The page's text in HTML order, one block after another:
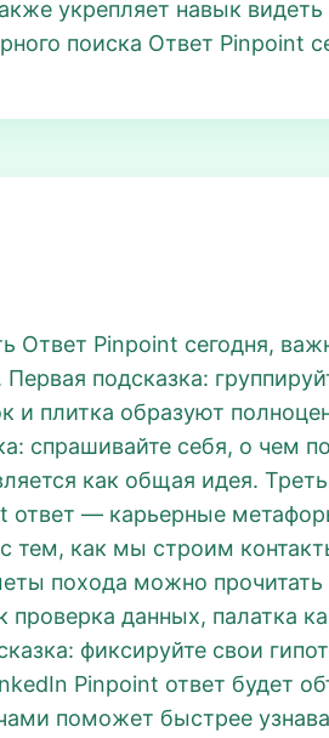
укрепляет навык
поиска Ответ Pinpoint
Ответ Pinpoint сегодня,
подсказка:
и плитка образуют
спрашивайте себя, о чем
как общая идея.
ответ — карьерные
тем, как мы строим
похода можно
данных, палатка
фиксируйте свои
Pinpoint ответ будет
поможет быстрее